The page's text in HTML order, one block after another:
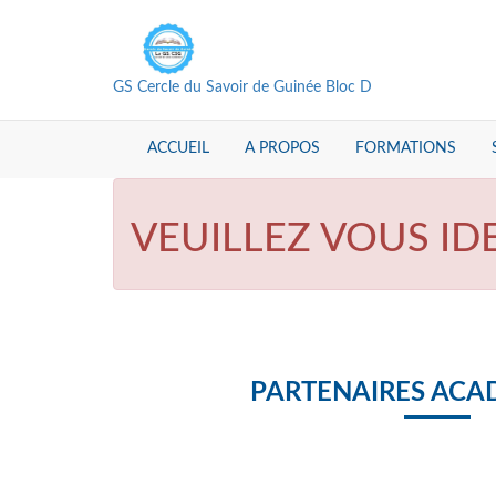
GS Cercle du Savoir de Guinée Bloc D
ACCUEIL A PROPOS FORMATIONS
VEUILLEZ VOUS
PARTENAIRES